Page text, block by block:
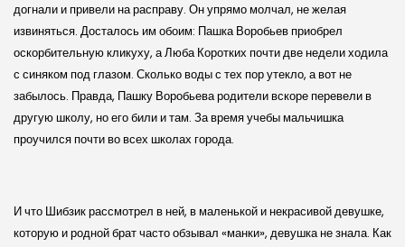
догнали и привели на расправу. Он упрямо молчал, не желая
извиняться. Досталось им обоим: Пашка Воробьев приобрел
оскорбительную кликуху, а Люба Коротких почти две недели ходила
с синяком под глазом. Сколько воды с тех пор утекло, а вот не
забылось. Правда, Пашку Воробьева родители вскоре перевели в
другую школу, но его били и там. За время учебы мальчишка
проучился почти во всех школах города.
И что Шибзик рассмотрел в ней, в маленькой и некрасивой девушке,
которую и родной брат часто обзывал «манки», девушка не знала. Как